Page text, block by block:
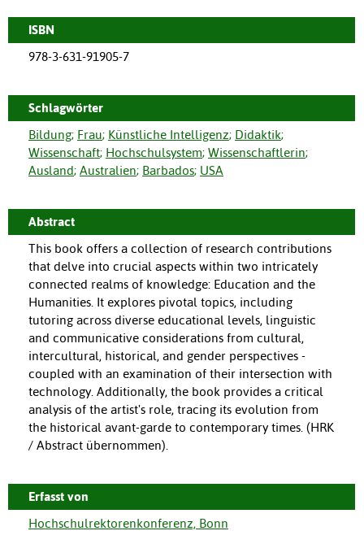
ISBN
978-3-631-91905-7
Schlagwörter
Bildung; Frau; Künstliche Intelligenz; Didaktik;
Wissenschaft; Hochschulsystem; Wissenschaftlerin;
Ausland; Australien; Barbados; USA
Abstract
This book offers a collection of research contributions
that delve into crucial aspects within two intricately
connected realms of knowledge: Education and the
Humanities. It explores pivotal topics, including
tutoring across diverse educational levels, linguistic
and communicative considerations from cultural,
intercultural, historical, and gender perspectives -
coupled with an examination of their intersection with
technology. Additionally, the book provides a critical
analysis of the artist's role, tracing its evolution from
the historical avant-garde to contemporary times. (HRK
/ Abstract übernommen).
Erfasst von
Hochschulrektorenkonferenz, Bonn